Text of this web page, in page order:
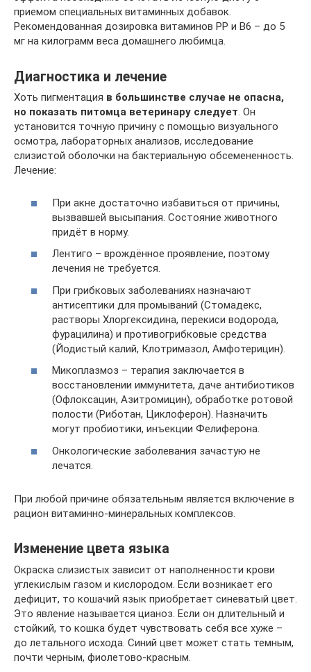
приемом специальных витаминных добавок.
Рекомендованная дозировка витаминов РР и В6 – до 5
мг на килограмм веса домашнего любимца.
Диагностика и лечение
Хоть пигментация в большинстве случае не опасна,
но показать питомца ветеринару следует. Он
установится точную причину с помощью визуального
осмотра, лабораторных анализов, исследование
слизистой оболочки на бактериальную обсемененность.
Лечение:
При акне достаточно избавиться от причины,
вызвавшей высыпания. Состояние животного
придёт в норму.
Лентиго – врождённое проявление, поэтому
лечения не требуется.
При грибковых заболеваниях назначают
антисептики для промываний (Стомадекс,
растворы Хлоргексидина, перекиси водорода,
фурацилина) и противогрибковые средства
(Йодистый калий, Клотримазол, Амфотерицин).
Микоплазмоз – терапия заключается в
восстановлении иммунитета, даче антибиотиков
(Офлоксацин, Азитромицин), обработке ротовой
полости (Риботан, Циклоферон). Назначить
могут пробиотики, инъекции Фелиферона.
Онкологические заболевания зачастую не
лечатся.
При любой причине обязательным является включение в
рацион витаминно-минеральных комплексов.
Изменение цвета языка
Окраска слизистых зависит от наполненности крови
углекислым газом и кислородом. Если возникает его
дефицит, то кошачий язык приобретает синеватый цвет.
Это явление называется цианоз. Если он длительный и
стойкий, то кошка будет чувствовать себя все хуже –
до летального исхода. Синий цвет может стать темным,
почти черным, фиолетово-красным.